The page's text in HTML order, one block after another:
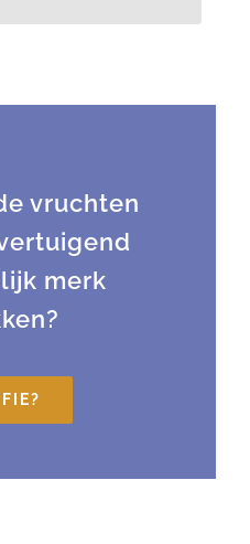
vruchten
merk